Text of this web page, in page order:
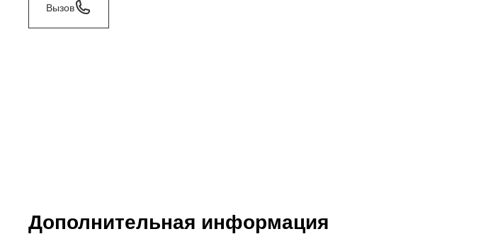
Вызов
Дополнительная информация